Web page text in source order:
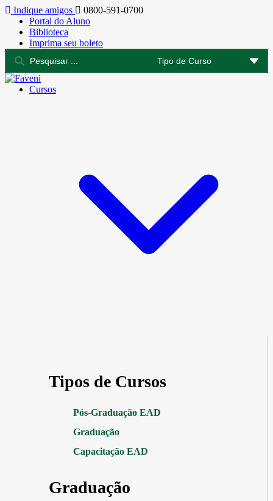
Indique amigos
0800-591-0700
Portal do Aluno
Biblioteca
Imprima seu boleto
Cursos
Tipos de Cursos
Pós-Graduação EAD
Graduação
Capacitação EAD
Graduação